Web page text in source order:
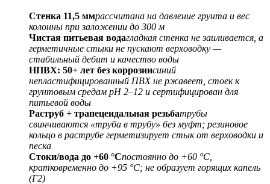
Стенка 11,5 ммрассчитана на давление грунта и вес
колонны при заложении до 300 м
Чистая питьевая водагладкая стенка не заиливается, а
герметичные стыки не пускают верховодку —
стабильный дебит и качество воды
НПВХ: 50+ лет без коррозиисиний
непластифицированный ПВХ не ржавеет, стоек к
грунтовым средам pH 2–12 и сертифицирован для
питьевой воды
Раструб + трапецеидальная резьбатрубы
свинчиваются «труба в трубу» без муфт; резиновое
кольцо в раструбе герметизирует стык от верховодки и
песка
Стоки/вода до +60 °Cпостоянно до +60 °C,
кратковременно до +95 °C; не образует горящих капель
(Г2)